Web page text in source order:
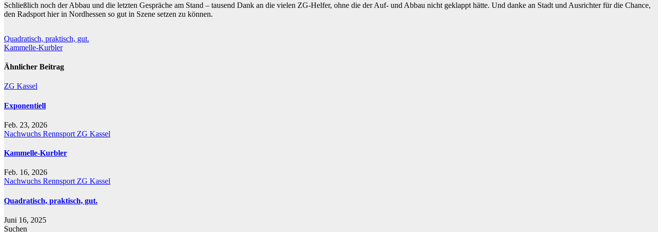
Schließlich noch der Abbau und die letzten Gespräche am Stand – tausend Dank an die vielen ZG-Helfer, ohne die der Auf- und Abbau nicht geklappt hätte. Und danke an Stadt und Ausrichter für die Chance,
den Radsport hier in Nordhessen so gut in Szene setzen zu können.
Beitragsnavigation
Quadratisch, praktisch, gut.
Kammelle-Kurbler
Ähnlicher Beitrag
ZG Kassel
Exponentiell
Feb. 23, 2026
Nachwuchs Rennsport ZG Kassel
Kammelle-Kurbler
Feb. 16, 2026
Nachwuchs RennsportZG Kassel
Quadratisch, praktisch, gut.
Juni 16, 2025
Suchen